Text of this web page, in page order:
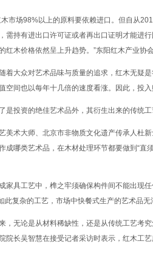
木市场98%以上的原料要依赖进口。但自从
需持有进出口许可证或者再出口证明才能进
红木价格依然呈上升趋势。”东阳红木产业协
着大众对艺术品味与质量的追求，红木无疑
空间也以每年十几倍的速度看涨。因此，投
是投资的绝佳艺术品外，其衍生出来的传统
美术大师、北京市非物质文化遗产传承人杜
成哪类艺术品，在木材处理环节都要做到“直
家具工艺中，榫之牢须确保构件间不能出现
此复杂的工艺，市场中快餐式生产的艺术品无
，无论是从材料稀缺性，还是从传统工艺考
院长吴智慧在接受记者采访时表示，红木工